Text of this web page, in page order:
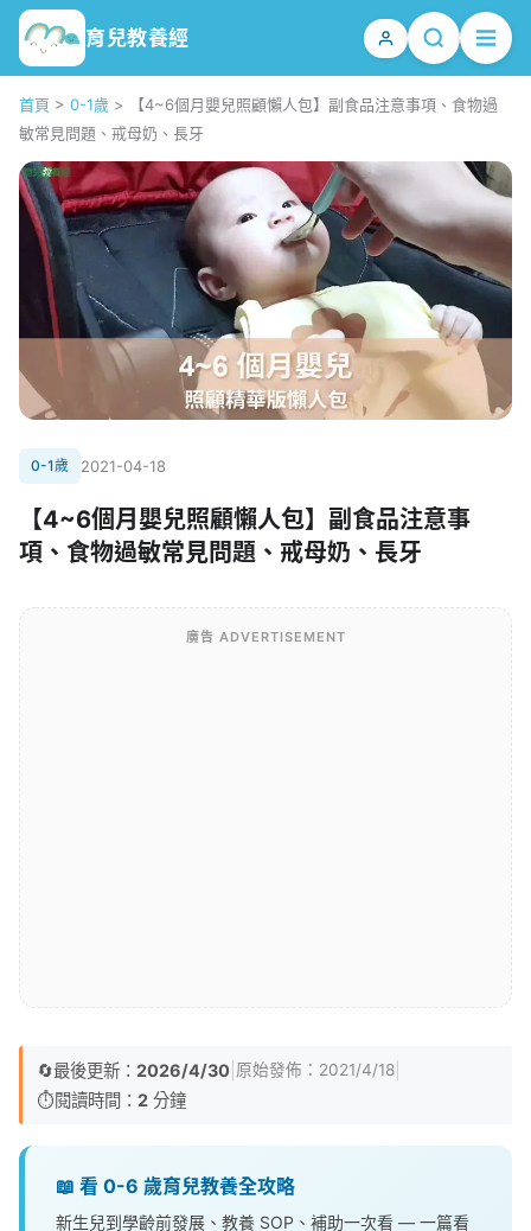
育兒教養經
首頁 > 0-1歲 >
【4~6個月嬰兒照顧懶人包】副食品注意事項、食物過
敏常見問題、戒母奶、長牙
0-1歲 2021-04-18
【4~6個月嬰兒照顧懶人包】副食品注意事
項、食物過敏常見問題、戒母奶、長牙
廣告 ADVERTISEMENT
🔄最後更新： 2026/4/30 原始發佈： 2021/4/18
⏱️閱讀時間： 2 分鐘
📖 看 0-6 歲育兒教養全攻略
新生兒到學齡前發展、教養 SOP、補助一次看 — 一篇看